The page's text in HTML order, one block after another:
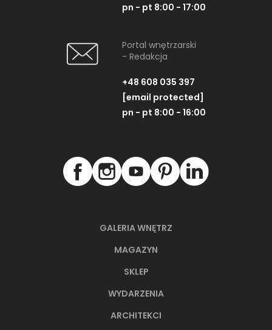
GALERIA WNĘTRZ
MAGAZYN
SKLEP
WYDARZENIA
ARCHITEKCI
pn - pt 8:00 - 17:00
Portal wnętrzarski
- Redakcja
+48 608 035 397
[email protected]
pn - pt 8:00 - 16:00